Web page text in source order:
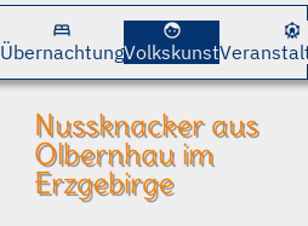
bed
Übernachtung
face
Volkskunst
attractions
Nussknacker aus
Olbernhau im
Erzgebirge